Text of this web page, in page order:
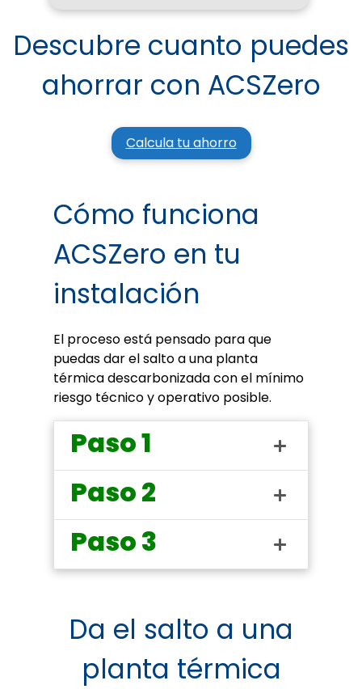
Descubre cuanto puedes
ahorrar con ACSZero
Calcula tu ahorro
Cómo funciona
ACSZero en tu
instalación
El proceso está pensado para que
puedas dar el salto a una planta
térmica descarbonizada con el mínimo
riesgo técnico y operativo posible.
Paso 1
Paso 2
Paso 3
Da el salto a una
planta térmica